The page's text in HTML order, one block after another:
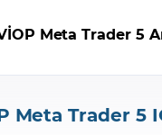
Meta Trader 5
Meta Trader 5